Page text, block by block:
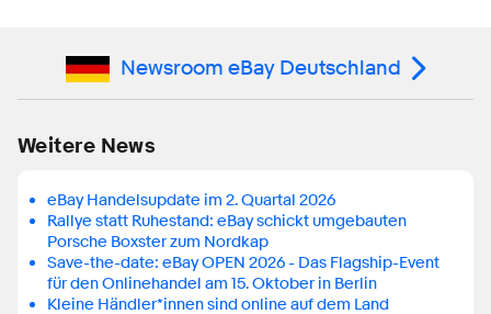
Newsroom eBay Deutschland
Weitere News
eBay Handelsupdate im 2. Quartal 2026
Rallye statt Ruhestand: eBay schickt umgebauten
Porsche Boxster zum Nordkap
Save-the-date: eBay OPEN 2026 - Das Flagship-Event
für den Onlinehandel am 15. Oktober in Berlin
Kleine Händler*innen sind online auf dem Land